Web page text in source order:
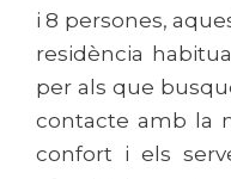
i 8 persones,
residència
per als que
contacte amb la
confort i els